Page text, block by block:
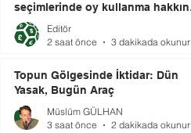
seçimlerinde oy kullanma
elinde tutuyor.
Editör
2 saat önce
3 dakikada okunur
Topun Gölgesinde İktidar: Dün
Yasak, Bugün Araç
Müslüm GÜLHAN
3 saat önce
2 dakikada okunur